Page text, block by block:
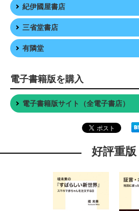
紀伊國屋書店
三省堂書店
有隣堂
電子書籍版を購入
電子書籍版サイト（全電子書店）
好評重版